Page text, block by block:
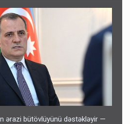
ərazi bütövlüyünü dəstəkləyir —